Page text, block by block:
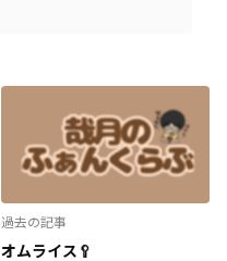
過去の記事
オムライス🥄